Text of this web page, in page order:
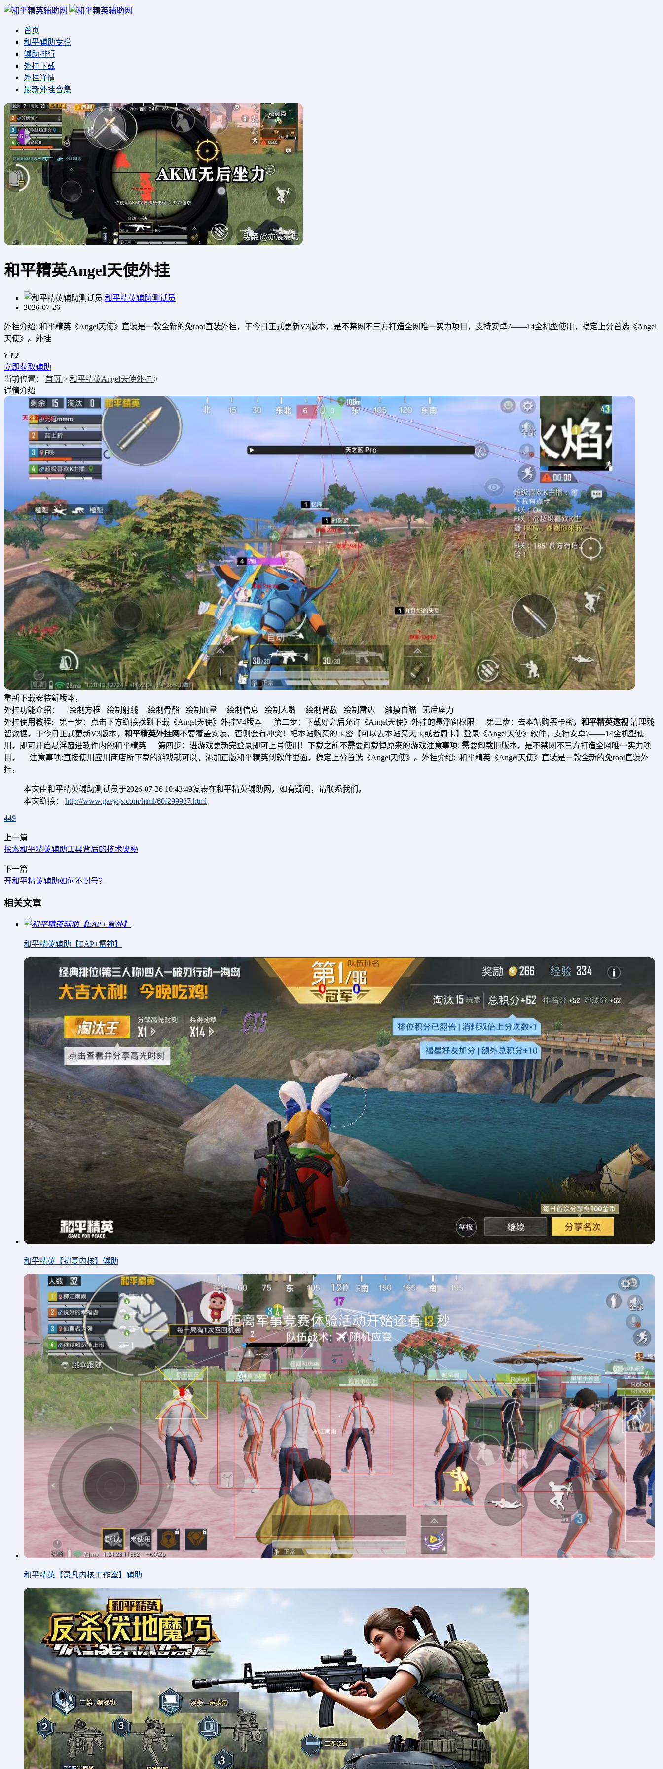
首页
和平辅助专栏
辅助排行
外挂下载
外挂详情
最新外挂合集
和平精英Angel天使外挂
和平精英辅助测试员
2026-07-26
外挂介绍: 和平精英《Angel天使》直装是一款全新的免root直装外挂，于今日正式更新V3版本，是不禁网不三方打造全网唯一实力项目，支持安卓7——14全机型使用，稳定上分首选《Angel
天使》。外挂
¥ 12
立即获取辅助
当前位置： 首页 > 和平精英Angel天使外挂 >
详情介绍
重新下载安装新版本，
外挂功能介绍： 绘制方框 绘制射线 绘制骨骼 绘制血量 绘制信息 绘制人数 绘制背敌 绘制雷达 触摸自瞄 无后座力
外挂使用教程: 第一步：点击下方链接找到下载《Angel天使》外挂V4版本 第二步：下载好之后允许《Angel天使》外挂的悬浮窗权限 第三步：去本站购买卡密， 和平精英透视 清理残
留数据，于今日正式更新V3版本， 和平精英外挂网不要覆盖安装，否则会有冲突！把本站购买的卡密【可以去本站买天卡或者周卡】登录《Angel天使》软件，支持安卓7——14全机型使
用，即可开启悬浮窗进软件内的和平精英 第四步：进游戏更新完登录即可上号使用！下载之前不需要卸载掉原来的游戏注意事项: 需要卸载旧版本，是不禁网不三方打造全网唯一实力项
目， 注意事项:直接使用应用商店所下载的游戏就可以，添加正版和平精英到软件里面，稳定上分首选《Angel天使》。外挂介绍: 和平精英《Angel天使》直装是一款全新的免root直装外
挂，
本文由和平精英辅助测试员于2026-07-26 10:43:49发表在和平精英辅助网，如有疑问，请联系我们。
本文链接： http://www.gaeyijs.com/html/60f299937.html
449
上一篇
探索和平精英辅助工具背后的技术奥秘
下一篇
开和平精英辅助如何不封号？
相关文章
和平精英辅助【EAP+雷神】
和平精英【初夏内核】辅助
和平精英【灵凡内核工作室】辅助